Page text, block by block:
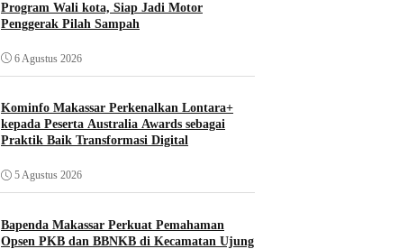
Program Wali kota, Siap Jadi Motor
Penggerak Pilah Sampah
6 Agustus 2026
Kominfo Makassar Perkenalkan Lontara+
kepada Peserta Australia Awards sebagai
Praktik Baik Transformasi Digital
5 Agustus 2026
Bapenda Makassar Perkuat Pemahaman
Opsen PKB dan BBNKB di Kecamatan Ujung